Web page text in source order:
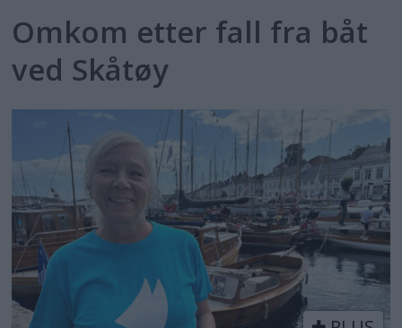
Omkom etter fall fra båt
ved Skåtøy